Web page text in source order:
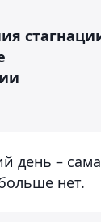
день –
нет.